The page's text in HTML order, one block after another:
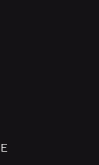
9 h HE - 21 h HE